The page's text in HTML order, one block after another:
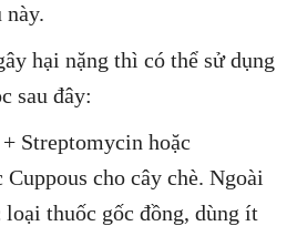
này.
hại nặng thì có thể sử dụng
sau đây:
Streptomycin hoặc
cho cây chè. Ngoài
loại thuốc gốc đồng, dùng ít